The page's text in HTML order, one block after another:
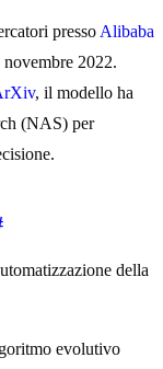
presso Alibaba
2022.
, il modello ha
(NAS) per
della
evolutivo